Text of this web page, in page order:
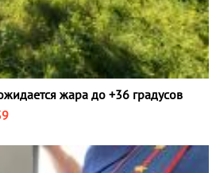
жара до +36 градусов